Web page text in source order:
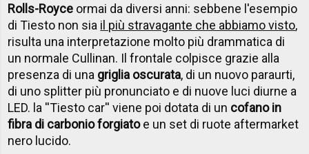
Rolls-Royce ormai da diversi anni: sebbene l'esempio
di Tiesto non sia il più stravagante che abbiamo visto,
risulta una interpretazione molto più drammatica di
un normale Cullinan. Il frontale colpisce grazie alla
presenza di una griglia oscurata, di un nuovo paraurti,
di uno splitter più pronunciato e di nuove luci diurne a
LED. la ''Tiesto car'' viene poi dotata di un cofano in
fibra di carbonio forgiatoe un set di ruote aftermarket
nero lucido.